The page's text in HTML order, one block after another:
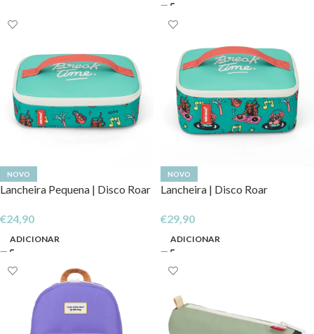
NOVO
Lancheira Pequena | Disco Roar
€24,90
ADICIONAR
NOVO
Lancheira | Disco Roar
€29,90
ADICIONAR